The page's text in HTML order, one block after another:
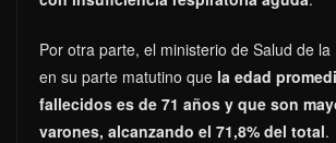
Por otra parte, el ministerio de Salud de la
en su parte matutino que la edad
fallecidos es de 71 años y que son
varones, alcanzando el 71,8% del total.